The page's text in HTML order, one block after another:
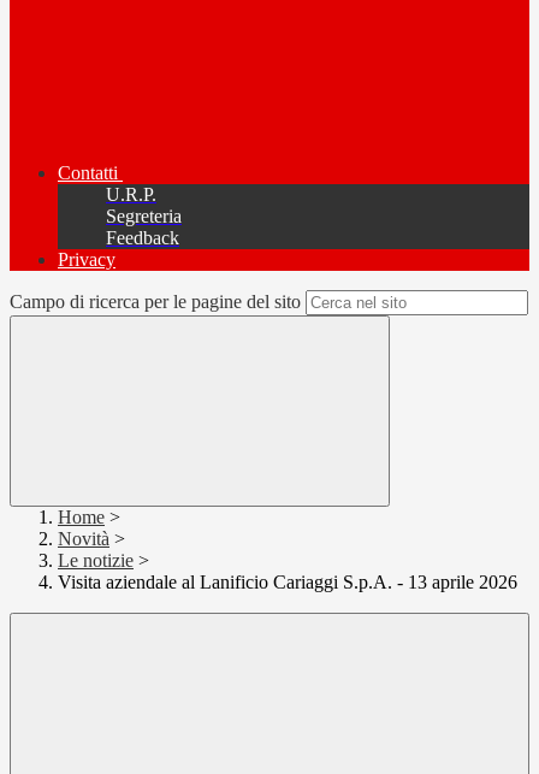
Contatti
U.R.P.
Segreteria
Feedback
Privacy
Campo di ricerca per le pagine del sito
Home >
Novità >
Le notizie >
Visita aziendale al Lanificio Cariaggi S.p.A. - 13 aprile 2026